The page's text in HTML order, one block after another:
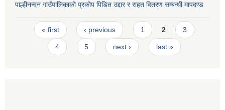
पाल्हीनन्दन गाउँपालिकाको प्रकोप पिडित उद्दार र राहत वितरण सम्बन्धी मापदण्ड
Pages
« first ‹ previous 1 2 3
4 5 next › last »